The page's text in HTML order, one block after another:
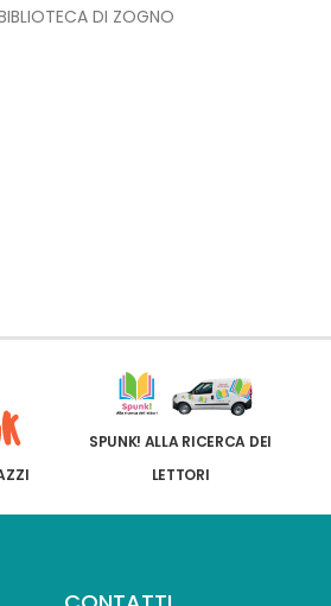
DI ZOGNO
SPUNK! ALLA RICERCA DEI
LETTORI